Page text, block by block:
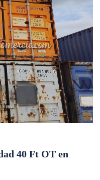
40 Ft OT en